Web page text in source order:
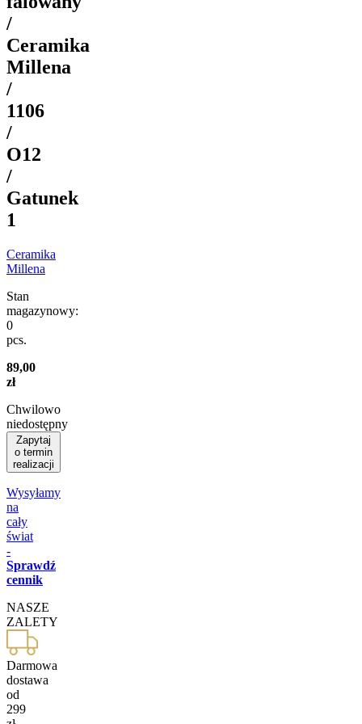
/
Ceramika
Millena
/
1106
/
O12
/
Gatunek
1
Ceramika
Millena
Stan
magazynowy:
0
pcs.
89,00
zł
Chwilowo
niedostępny
Zapytaj
o termin
realizacji
Wysyłamy
na
cały
świat
-
Sprawdź
cennik
NASZE
ZALETY
Darmowa
dostawa
od
299